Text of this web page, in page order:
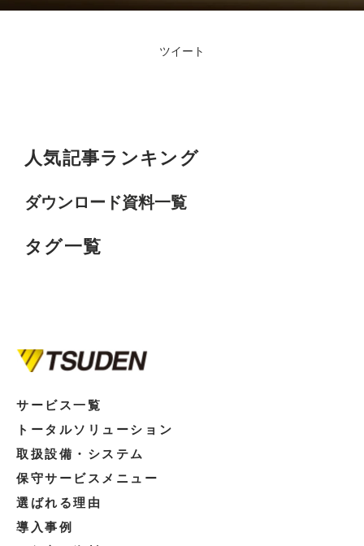
ツイート
人気記事ランキング
ダウンロード資料一覧
タグ一覧
サービス一覧
トータルソリューション
取扱設備・システム
保守サービスメニュー
選ばれる理由
導入事例